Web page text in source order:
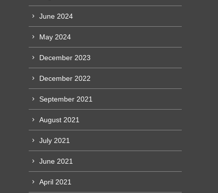
June 2024
May 2024
December 2023
December 2022
September 2021
August 2021
July 2021
June 2021
April 2021